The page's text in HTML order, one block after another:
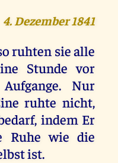
4. Dezember 1841
ruhten sie alle
Stunde vor
Nur
ruhte nicht,
indem Er
Ruhe wie die
ist.